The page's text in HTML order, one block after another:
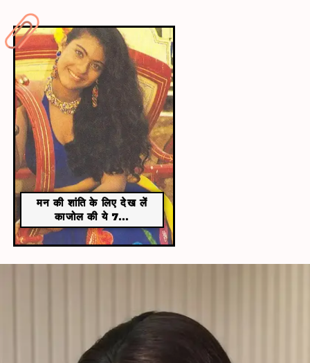
मन की शांति के लिए देख लें
काजोल की ये 7...